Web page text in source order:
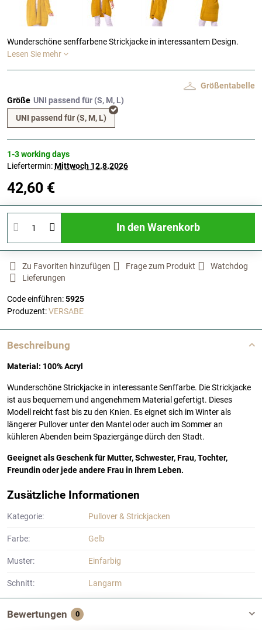
Wunderschöne senffarbene Strickjacke in interessantem Design.
Lesen Sie mehr
Größe
UNI passend für (S, M, L)
Größentabelle
1-3 working days
Liefertermin:Mittwoch 12.8.2026
42,60 €
In den Warenkorb
Zu Favoriten hinzufügen Frage zum Produkt
Watchdog
Lieferungen
Code einführen:5925
Produzent:VERSABE
Beschreibung
Material: 100% Acryl
Wunderschöne Strickjacke in interessante Senffarbe. Die Strickjacke
ist aus bequemem und angenehmem Material gefertigt. Dieses
Modell reicht fast bis zu den Knien. Es eignet sich im Winter als
längerer Pullover unter den Mantel oder auch im Sommer an
kühleren Abenden beim Spaziergänge dürch den Stadt.
Geeignet als Geschenk für Mutter, Schwester, Frau, Tochter,
Freundin oder jede andere Frau in Ihrem Leben.
Zusätzliche Informationen
Kategorie: Pullover & Strickjacken
Farbe: Gelb
Muster: Einfarbig
Schnitt: Langarm
Bewertungen 0